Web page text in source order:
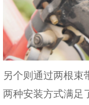
另个则通过两根束
两种安装方式满足